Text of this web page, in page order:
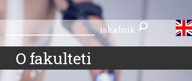
iskalnik
O fakulteti